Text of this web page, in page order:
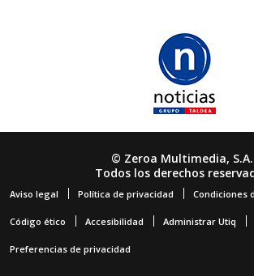
© Zeroa Multimedia, S.A.
Todos los derechos
Aviso legal Política de privacidad Condiciones
Código ético Accesibilidad Administrar Utiq
Preferencias de privacidad